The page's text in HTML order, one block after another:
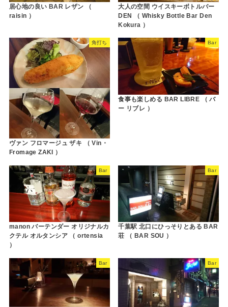
居心地の良い BAR レザン （
raisin ）
大人の空間 ウイスキーボトルバー
DEN （ Whisky Bottle Bar Den
Kokura ）
角打ち
ヴァン フロマージュ ザキ （ Vin・
Fromage ZAKI ）
Bar
食事も楽しめる BAR LIBRE （ バ
ー リブレ ）
Bar
manon バーテンダー オリジナルカ
クテル オルタンシア （ ortensia
）
Bar
千葉駅 北口にひっそりとある BAR
荘 （ BAR SOU ）
Bar Bar